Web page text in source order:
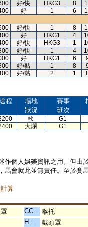
好/快 HKG3 8
好 1 6
好/快 1 8
好 HKG1 4
好/快 HKG3 1
好/快 1 4
好 HKG1 6
好/黏 1 8
好/黏 2 1
程
場地
狀況
賽事
班次
軟
G1
大爛 G1
作個人娛樂資訊之用。但
馬會就此並無責任。至於賽
算
CC :
喉托
H :
戴頭罩